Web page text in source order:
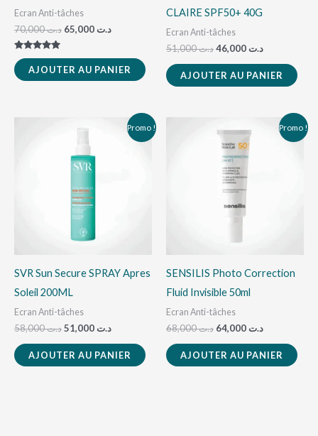
Ecran Anti-tâches
د.ت70,000 د.ت
Note
5.00
sur 5AJOUTER AU PANIER
CLAIRE SPF50+ 40G
Ecran Anti-tâches
د.ت51,000 د.ت
AJOUTER AU PANIER
Promo !
SVR Sun Secure SPRAY Apres
Soleil 200ML
Ecran Anti-tâches
د.ت58,000
initial
était :
د.ت
prix
AJOUTER AU PANIER
Promo !
SENSILIS Photo Correction
Fluid Invisible 50ml
Ecran Anti-tâches
د.ت68,000
prix
initial
était :
د.ت
prix
AJOUTER AU PANIER